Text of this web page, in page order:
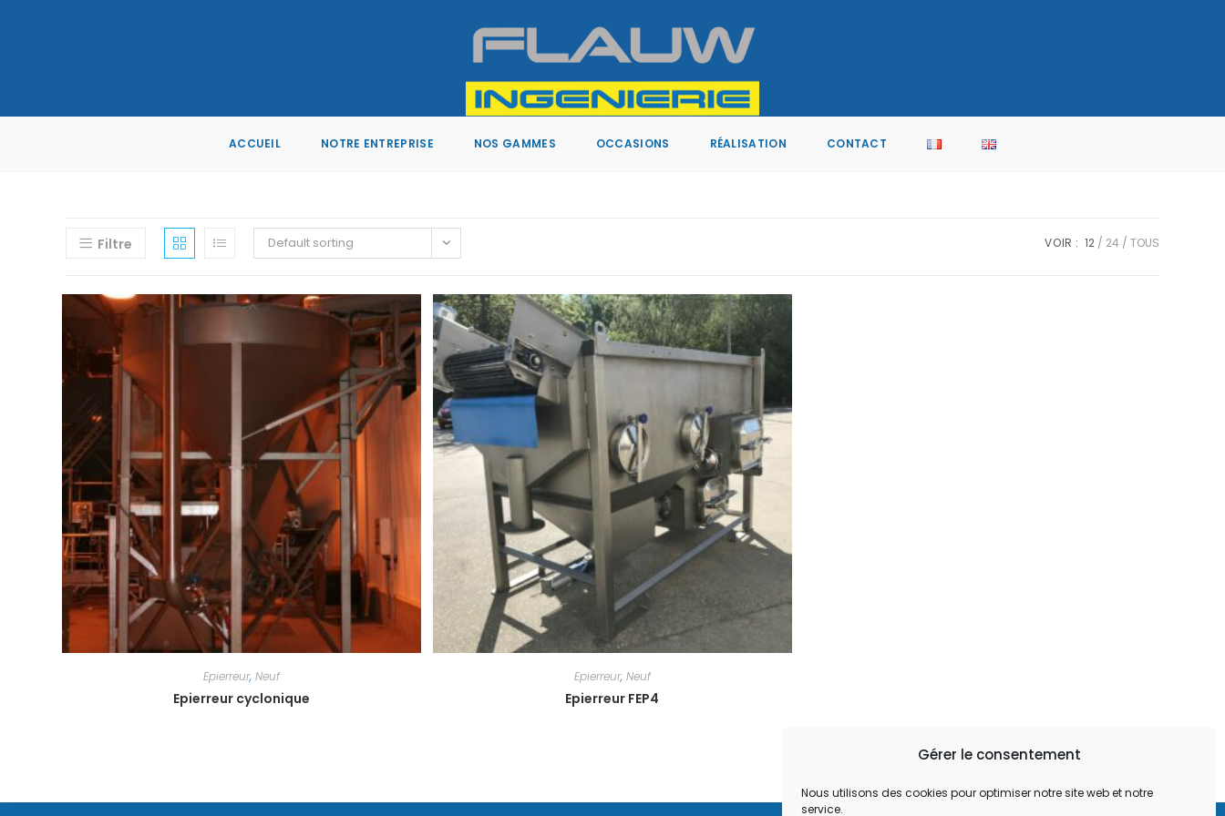
Gérer le consentement
Nous utilisons des cookies pour optimiser notre site web et notre
service.
ACCUEIL NOTRE ENTREPRISE NOS GAMMES OCCASIONS RÉALISATION CONTACT
Filtre Default sorting VOIR : 12 24 TOUS
Epierreur,Neuf
Epierreur cyclonique
Epierreur, Neuf
Epierreur FEP4